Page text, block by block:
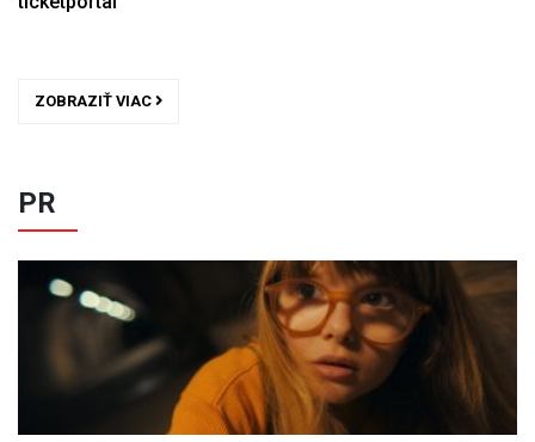
ZOBRAZIŤ VIAC
PR